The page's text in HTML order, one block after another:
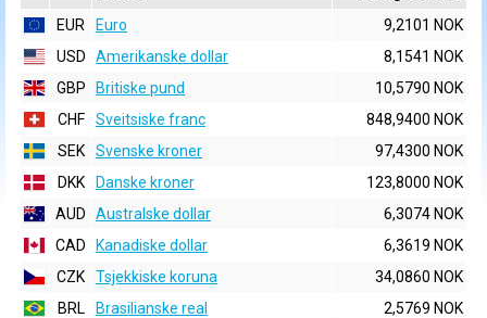
EUR
Euro
9,2101 NOK
USD
Amerikanske dollar
8,1541 NOK
GBP
Britiske pund
10,5790 NOK
CHF
Sveitsiske franc
848,9400 NOK
SEK
Svenske kroner
97,4300 NOK
DKK
Danske kroner
123,8000 NOK
AUD
Australske dollar
6,3074 NOK
CAD
Kanadiske dollar
6,3619 NOK
CZK
Tsjekkiske koruna
34,0860 NOK
BRL
Brasilianske real
2,5769 NOK